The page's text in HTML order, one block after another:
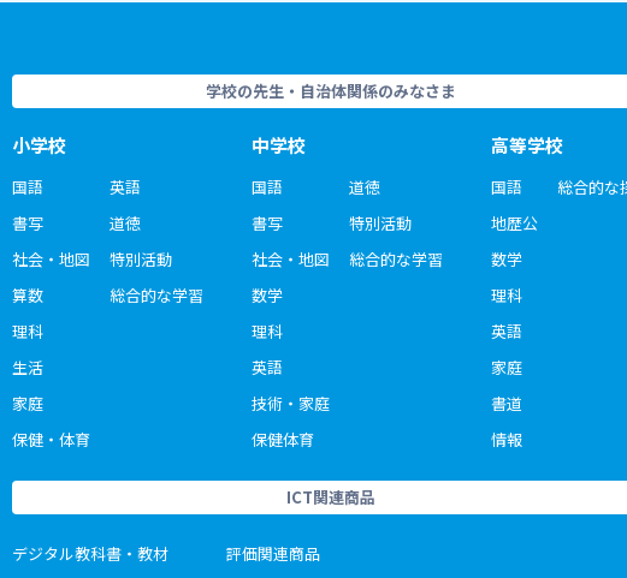
学校の先生・自治体関係のみなさま
小学校
国語
書写
社会・地図
算数
理科
生活
家庭
保健・体育
英語
道徳
特別活動
総合的な学習
中学校
国語
書写
社会・地図
数学
理科
英語
技術・家庭
保健体育
道徳
特別活動
総合的な学習
高等学校
国語
地歴公
数学
理科
英語
家庭
書道
情報
総合的な
ICT関連商品
デジタル教科書・教材 評価関連商品